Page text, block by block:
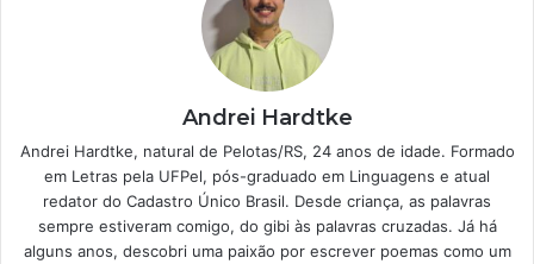
Andrei Hardtke
Andrei Hardtke, natural de Pelotas/RS, 24 anos de idade. Formado
em Letras pela UFPel, pós-graduado em Linguagens e atual
redator do Cadastro Único Brasil. Desde criança, as palavras
sempre estiveram comigo, do gibi às palavras cruzadas. Já há
alguns anos, descobri uma paixão por escrever poemas como um